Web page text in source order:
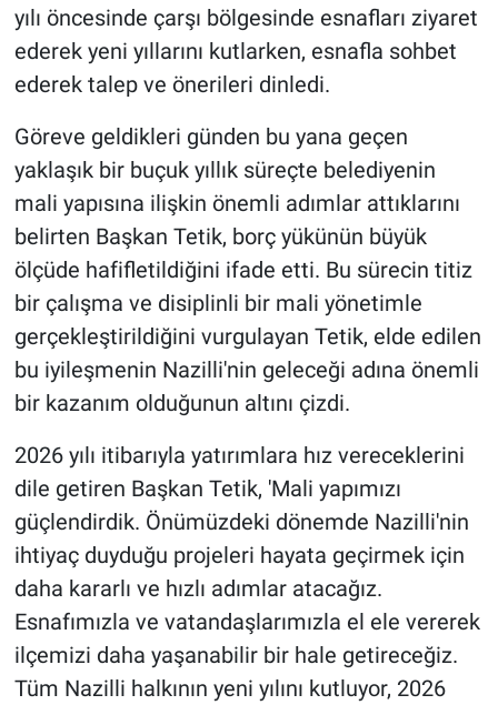
yılı öncesinde çarşı bölgesinde esnafları ziyaret
ederek yeni yıllarını kutlarken, esnafla sohbet
ederek talep ve önerileri dinledi.
Göreve geldikleri günden bu yana geçen
yaklaşık bir buçuk yıllık süreçte belediyenin
mali yapısına ilişkin önemli adımlar attıklarını
belirten Başkan Tetik, borç yükünün büyük
ölçüde hafifletildiğini ifade etti. Bu sürecin titiz
bir çalışma ve disiplinli bir mali yönetimle
gerçekleştirildiğini vurgulayan Tetik, elde edilen
bu iyileşmenin Nazilli'nin geleceği adına önemli
bir kazanım olduğunun altını çizdi.
2026 yılı itibarıyla yatırımlara hız vereceklerini
dile getiren Başkan Tetik, 'Mali yapımızı
güçlendirdik. Önümüzdeki dönemde Nazilli'nin
ihtiyaç duyduğu projeleri hayata geçirmek için
daha kararlı ve hızlı adımlar atacağız.
Esnafımızla ve vatandaşlarımızla el ele vererek
ilçemizi daha yaşanabilir bir hale getireceğiz.
Tüm Nazilli halkının yeni yılını kutluyor, 2026